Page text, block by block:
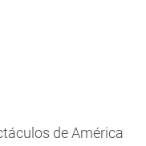
de América